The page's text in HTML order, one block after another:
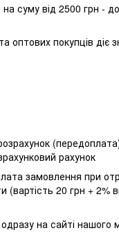
суму від 2500 грн -
оптових покупців діє
рахунок
замовлення при
(вартість 20 грн + 2%
на сайті нашого